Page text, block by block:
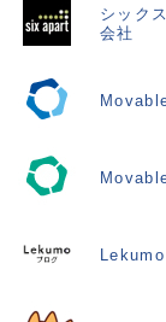
シック
会社